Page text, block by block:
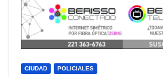
CIUDAD POLICIALES